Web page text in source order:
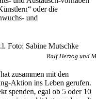
oder die
und
Ralf Herzog und
zusammen mit den
Aktion ins Leben gerufen.
spenden, egal ob 5 oder 10